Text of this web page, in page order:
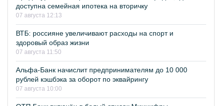
доступна семейная ипотека на вторичку
07 августа 12:13
ВТБ: россияне увеличивают расходы на спорт и
здоровый образ жизни
07 августа 11:50
Альфа-Банк начислит предпринимателям до 10 000
рублей кэшбэка за оборот по эквайрингу
07 августа 10:00